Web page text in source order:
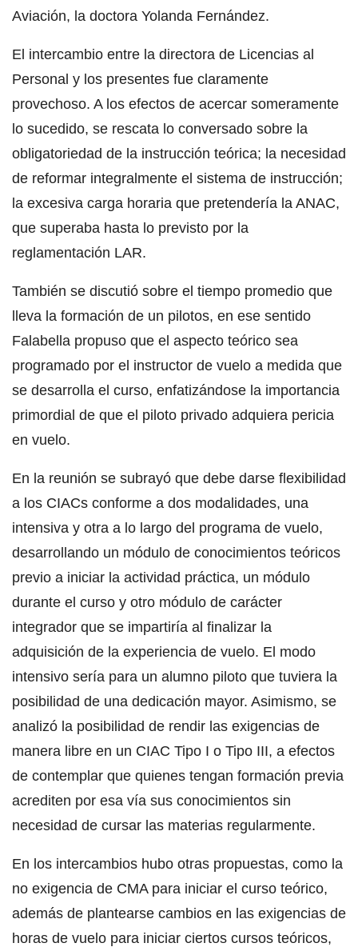
Aviación, la doctora Yolanda Fernández.
El intercambio entre la directora de Licencias al
Personal y los presentes fue claramente
provechoso. A los efectos de acercar someramente
lo sucedido, se rescata lo conversado sobre la
obligatoriedad de la instrucción teórica; la necesidad
de reformar integralmente el sistema de instrucción;
la excesiva carga horaria que pretendería la ANAC,
que superaba hasta lo previsto por la
reglamentación LAR.
También se discutió sobre el tiempo promedio que
lleva la formación de un pilotos, en ese sentido
Falabella propuso que el aspecto teórico sea
programado por el instructor de vuelo a medida que
se desarrolla el curso, enfatizándose la importancia
primordial de que el piloto privado adquiera pericia
en vuelo.
En la reunión se subrayó que debe darse flexibilidad
a los CIACs conforme a dos modalidades, una
intensiva y otra a lo largo del programa de vuelo,
desarrollando un módulo de conocimientos teóricos
previo a iniciar la actividad práctica, un módulo
durante el curso y otro módulo de carácter
integrador que se impartiría al finalizar la
adquisición de la experiencia de vuelo. El modo
intensivo sería para un alumno piloto que tuviera la
posibilidad de una dedicación mayor. Asimismo, se
analizó la posibilidad de rendir las exigencias de
manera libre en un CIAC Tipo I o Tipo III, a efectos
de contemplar que quienes tengan formación previa
acrediten por esa vía sus conocimientos sin
necesidad de cursar las materias regularmente.
En los intercambios hubo otras propuestas, como la
no exigencia de CMA para iniciar el curso teórico,
además de plantearse cambios en las exigencias de
horas de vuelo para iniciar ciertos cursos teóricos,